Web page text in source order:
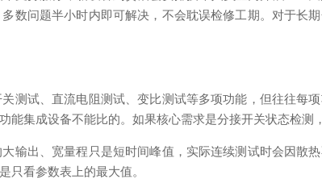
数问题半小时内即可解决，不会耽误检修工期。对于长
测试、直流电阻测试、变比测试等多项功能，但往往每
集成设备不能比的。如果核心需求是分接开关状态检测
输出、宽量程只是短时间峰值，实际连续测试时会因散
只看参数表上的最大值。